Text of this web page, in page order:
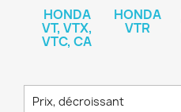
HONDA
VT, VTX,
VTC, CA
HONDA
VTR
Prix, décroissant